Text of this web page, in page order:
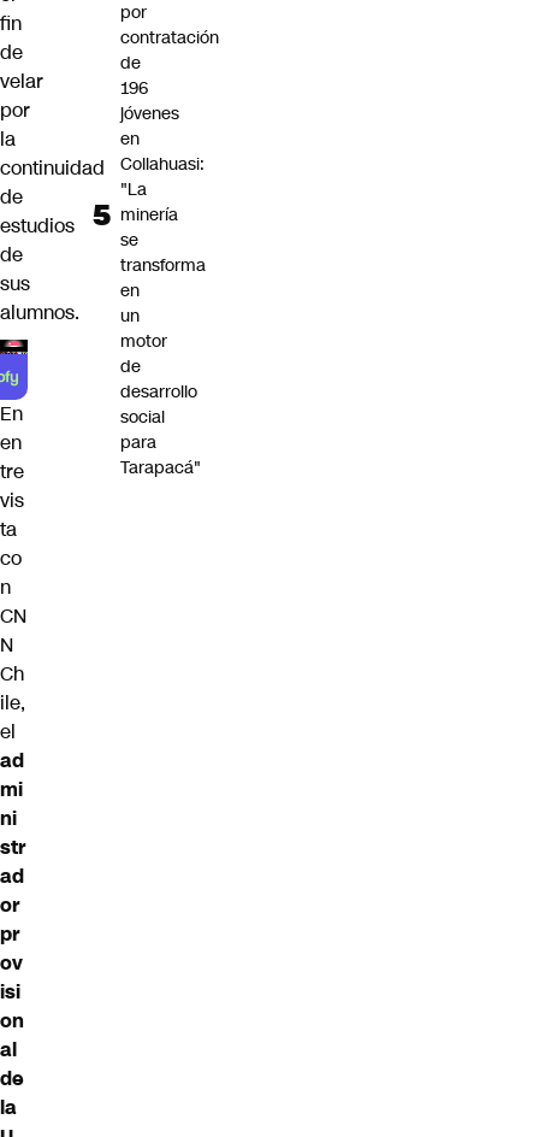
fin
de
velar
por
la
continuidad
de
estudios
de
sus
alumnos.
En
en
tre
vis
ta
co
n
CN
N
Ch
ile,
el
ad
mi
ni
str
ad
or
pr
ov
isi
on
al
de
la
por
contratación
de
196
jóvenes
en
Collahuasi:
"La
minería
se
transforma
en
un
motor
de
desarrollo
social
para
Tarapacá"